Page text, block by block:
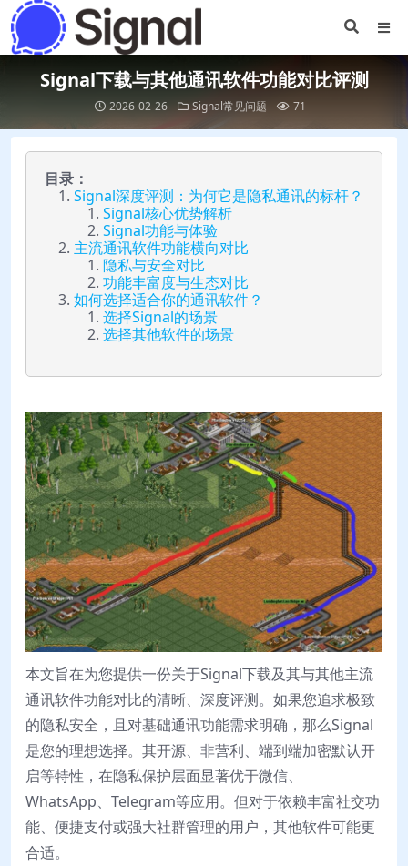
Signal下载与其他通讯软件功能对比评测
2026-02-26 Signal常见问题 71
目录：
Signal深度评测：为何它是隐私通讯的标杆？
Signal核心优势解析
Signal功能与体验
主流通讯软件功能横向对比
隐私与安全对比
功能丰富度与生态对比
如何选择适合你的通讯软件？
选择Signal的场景
选择其他软件的场景
本文旨在为您提供一份关于Signal下载及其与其他主流
通讯软件功能对比的清晰、深度评测。如果您追求极致
的隐私安全，且对基础通讯功能需求明确，那么Signal
是您的理想选择。其开源、非营利、端到端加密默认开
启等特性，在隐私保护层面显著优于微信、
WhatsApp、Telegram等应用。但对于依赖丰富社交功
能、便捷支付或强大社群管理的用户，其他软件可能更
合适。